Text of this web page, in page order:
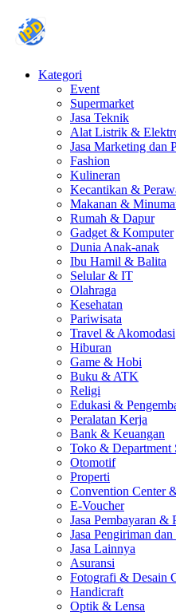
Kategori
Event
Supermarket
Jasa Teknik
Alat Listrik &
Jasa Marketing dan
Fashion
Kulineran
Kecantikan &
Makanan &
Rumah & Dapur
Gadget & Komputer
Dunia Anak-anak
Ibu Hamil & Balita
Selular & IT
Olahraga
Kesehatan
Pariwisata
Travel & Akomodasi
Hiburan
Game & Hobi
Buku & ATK
Religi
Edukasi &
Peralatan Kerja
Bank & Keuangan
Toko & Department
Otomotif
Properti
Convention Center
E-Voucher
Jasa Pembayaran &
Jasa Pengiriman
Jasa Lainnya
Asuransi
Fotografi & Desain
Handicraft
Optik & Lensa